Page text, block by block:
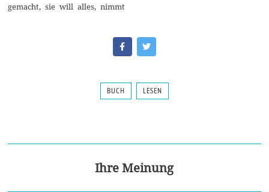
gemacht, sie will alles, nimmt
BUCH LESEN
Ihre Meinung